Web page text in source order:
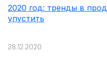
2020 год: тренды в
упустить
28.12.2020